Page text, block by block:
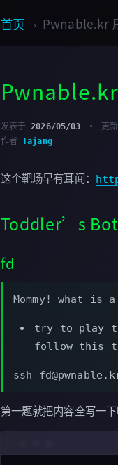
首页 Pwnable.kr
发表于 2026/05/03 更
作者 Tajang
这个靶场早有耳闻：
Toddler’s
fd
Mommy! what
try to play
follow this
ssh
第一题就把内容全写一下